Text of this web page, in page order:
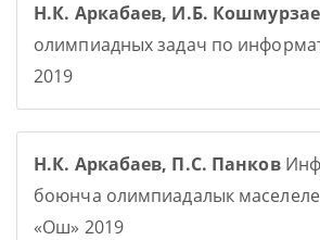
Н.К. Аркабаев, И.Б.
олимпиадных задач по
2019
Н.К. Аркабаев, П.С. Панков
боюнча олимпиадалык
«Ош» 2019